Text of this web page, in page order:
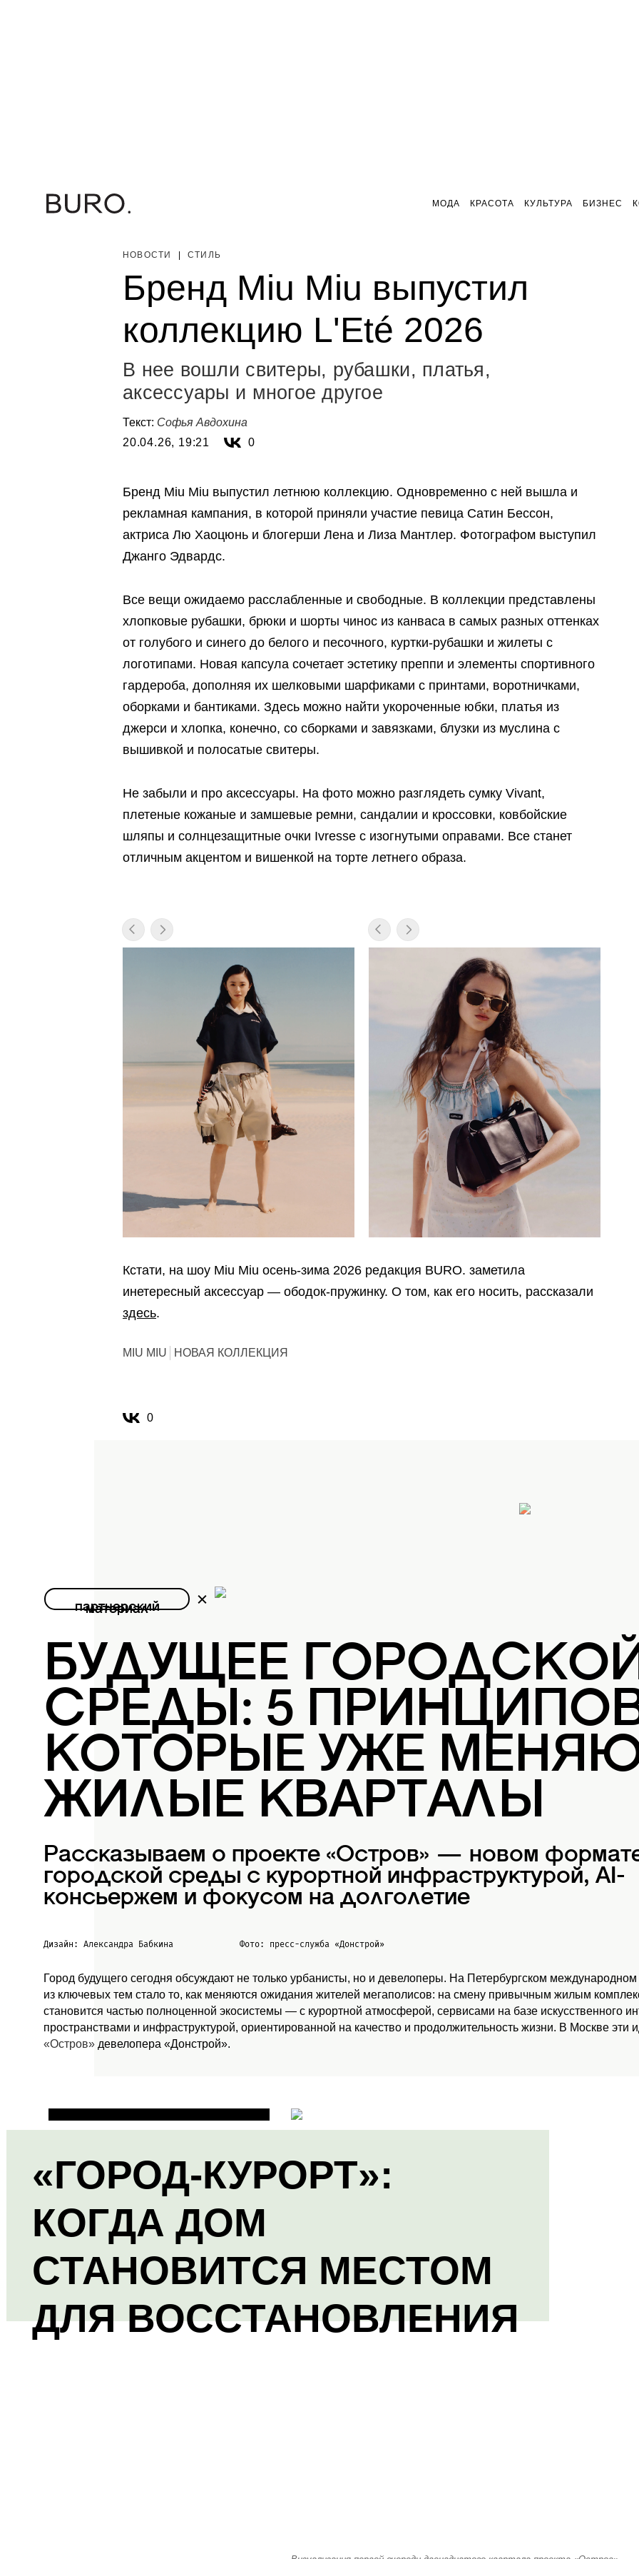
МОДА КРАСОТА КУЛЬТУРА БИЗНЕС
НОВОСТИ СТИЛЬ
Бренд Miu Miu выпустил
коллекцию L'Eté 2026
В нее вошли свитеры, рубашки, платья,
аксессуары и многое другое
Текст: Софья Авдохина
20.04.26, 19:21
0
Бренд Miu Miu выпустил летнюю коллекцию. Одновременно с ней вышла и
рекламная кампания, в которой приняли участие певица Сатин Бессон,
актриса Лю Хаоцюнь и блогерши Лена и Лиза Мантлер. Фотографом выступил
Джанго Эдвардс.
Все вещи ожидаемо расслабленные и свободные. В коллекции представлены
хлопковые рубашки, брюки и шорты чинос из канваса в самых разных оттенках
от голубого и синего до белого и песочного, куртки-рубашки и жилеты с
логотипами. Новая капсула сочетает эстетику преппи и элементы спортивного
гардероба, дополняя их шелковыми шарфиками с принтами, воротничками,
оборками и бантиками. Здесь можно найти укороченные юбки, платья из
джерси и хлопка, конечно, со сборками и завязками, блузки из муслина с
вышивкой и полосатые свитеры.
Не забыли и про аксессуары. На фото можно разглядеть сумку Vivant,
плетеные кожаные и замшевые ремни, сандалии и кроссовки, ковбойские
шляпы и солнцезащитные очки Ivresse с изогнутыми оправами. Все станет
отличным акцентом и вишенкой на торте летнего образа.
Кстати, на шоу Miu Miu осень-зима 2026 редакция BURO. заметила
инетересный аксессуар — ободок-пружинку. О том, как его носить, рассказали
здесь.
MIU MIU НОВАЯ КОЛЛЕКЦИЯ
0
партнерский
материал
БУДУЩЕЕ
СРЕДЫ: 5
КОТОРЫЕ УЖЕ
ЖИЛЫЕ КВАРТАЛЫ
Рассказываем о проекте «Остров» — новом
городской среды с курортной инфраструктурой, AI-
консьержем и фокусом на долголетие
Дизайн: Александра Бабкина Фото: пресс-служба «Донстрой»
Город будущего сегодня обсуждают не только урбанисты, но и девелоперы. На Петербургском
из ключевых тем стало то, как меняются ожидания жителей мегаполисов: на смену привычным жилым
становится частью полноценной экосистемы — с курортной атмосферой, сервисами на базе искусственного
пространствами и инфраструктурой, ориентированной на качество и продолжительность жизни. В Москве
«Остров» девелопера «Донстрой».
«ГОРОД-КУРОРТ»:
КОГДА ДОМ
СТАНОВИТСЯ МЕСТОМ
ДЛЯ ВОССТАНОВЛЕНИЯ